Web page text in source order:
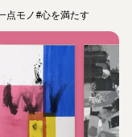
点モノ#心を満たす